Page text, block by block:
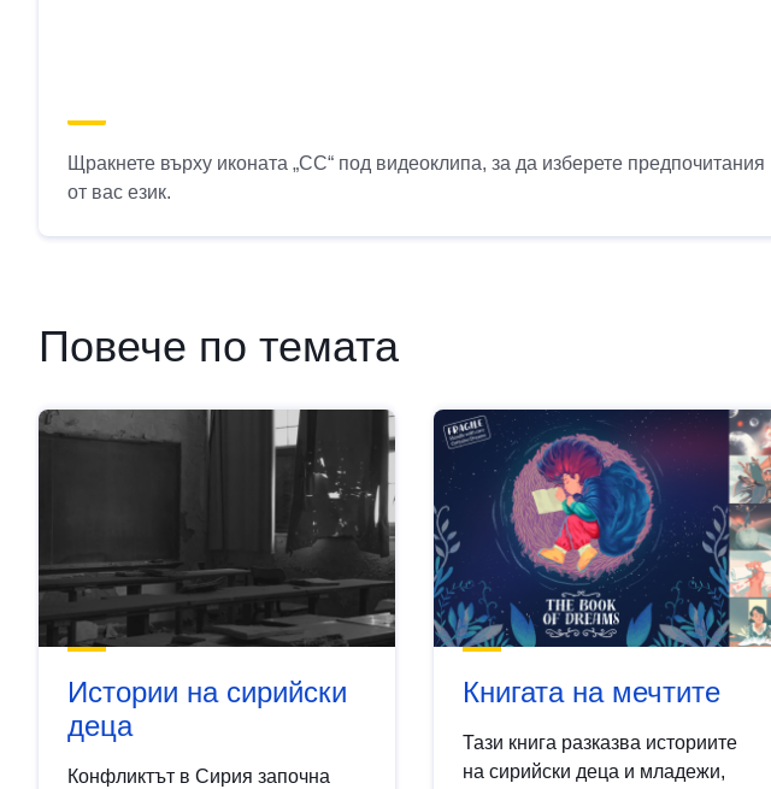
Щракнете върху иконата „CC“ под видеоклипа, за да изберете предпочитания
от вас език.
Повече по темата
Истории на сирийски
деца
Конфликтът в Сирия започна
Книгата на мечтите
Тази книга разказва историите
на сирийски деца и младежи,